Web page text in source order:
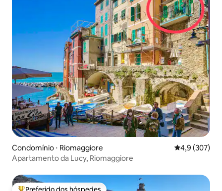
Condomínio ⋅ Riomaggiore 4,9 de uma
4,9 (307)
Apartamento da Lucy, Riomaggiore